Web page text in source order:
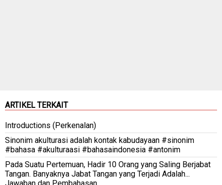
ARTIKEL TERKAIT
Introductions (Perkenalan)
Sinonim akulturasi adalah kontak kabudayaan #sinonim
#bahasa #akulturaasi #bahasaindonesia #antonim
Pada Suatu Pertemuan, Hadir 10 Orang yang Saling Berjabat
Tangan. Banyaknya Jabat Tangan yang Terjadi Adalah...